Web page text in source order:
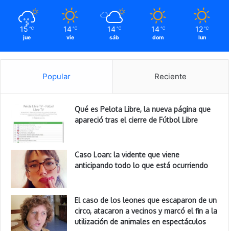
15 ℃
jue
14 ℃
vie
14 ℃
sáb
14 ℃
dom
12 ℃
lun
Popular Reciente
Qué es Pelota Libre, la nueva página que
apareció tras el cierre de Fútbol Libre
Caso Loan: la vidente que viene
anticipando todo lo que está ocurriendo
El caso de los leones que escaparon de un
circo, atacaron a vecinos y marcó el fin a la
utilización de animales en espectáculos